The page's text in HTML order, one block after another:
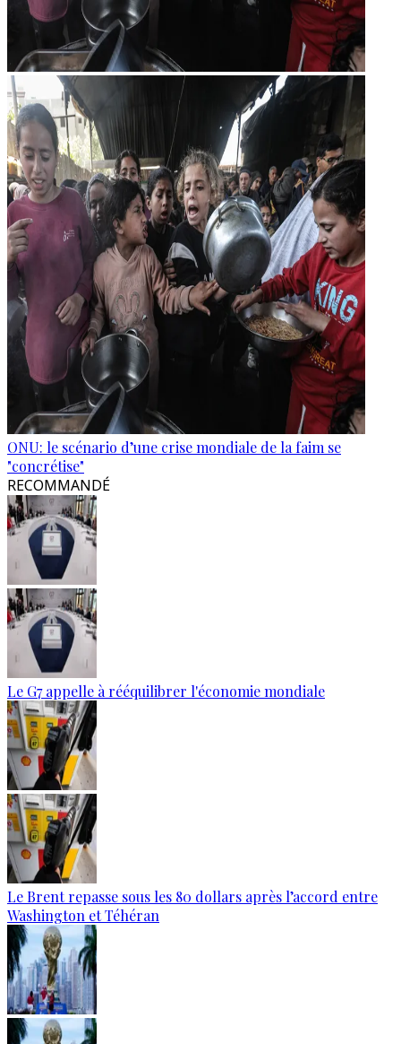
ONU: le scénario d’une crise mondiale de la faim se
"concrétise"
RECOMMANDÉ
Le G7 appelle à rééquilibrer l'économie mondiale
Le Brent repasse sous les 80 dollars après l’accord entre
Washington et Téhéran